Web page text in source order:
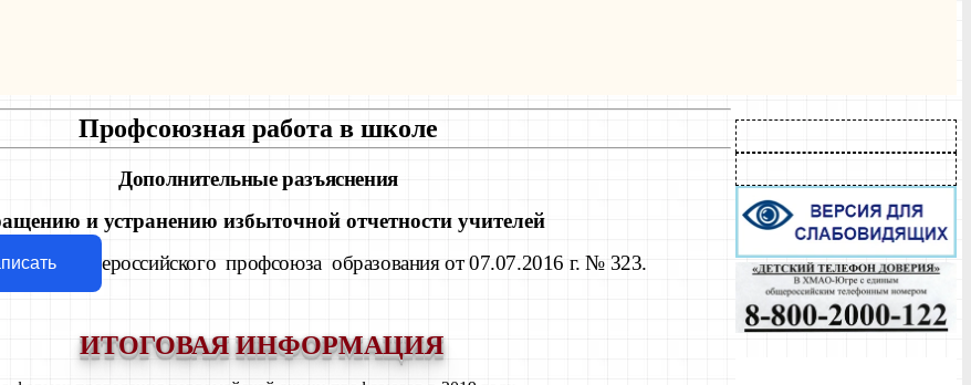
Профсоюзная работа в школе
Дополнительные разъяснения
и устранению избыточной отчетности учителей
Общероссийского профсоюза образования от 07.07.2016 г. № 323.
ИТОГОВАЯ ИНФОРМАЦИЯ